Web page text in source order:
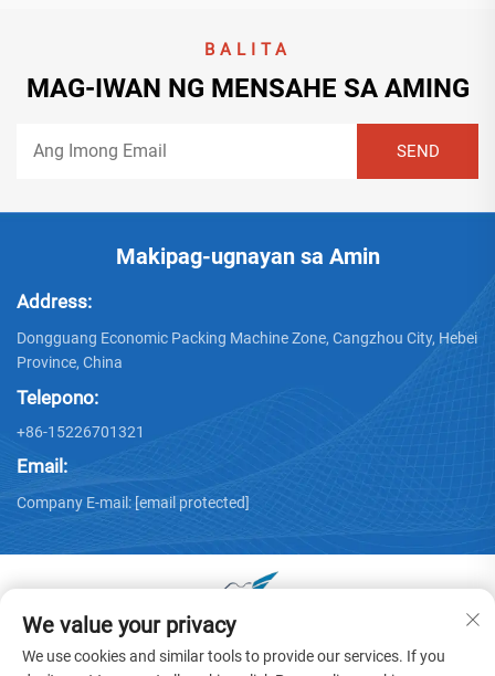
BALITA
MAG-IWAN NG MENSAHE SA AMING
Makipag-ugnayan sa Amin
Address:
Dongguang Economic Packing Machine Zone, Cangzhou City, Hebei
Province, China
Telepono:
+86-15226701321
Email:
Company E-mail: [email protected]
Karapatan sa Pagmamay-ari © 2025 ng Dongguang Huayu
We value your privacy
We use cookies and similar tools to provide our services. If you